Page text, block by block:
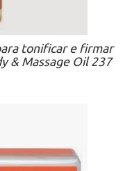
tonificar e firmar
& Massage Oil 237